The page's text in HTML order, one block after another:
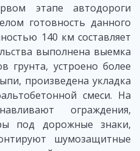
этапе автодороги
готовность данного
140 км составляет
выполнена выемка
грунта, устроено более
произведена укладка
смеси. На
ограждения,
под дорожные знаки,
шумозащитные